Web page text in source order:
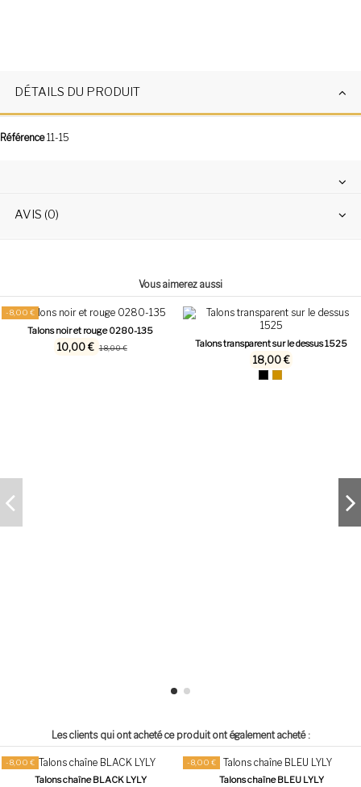
DÉTAILS DU PRODUIT
Référence 11-15
AVIS (0)
Vous aimerez aussi
-8,00 €
Talons noir et rouge 0280-135
10,00 € 18,00 € Talons transparent sur le dessus 1525
18,00 €
Les clients qui ont acheté ce produit ont également acheté :
-8,00 €
Talons chaîne BLACK LYLY
-8,00 €
Talons chaîne BLEU LYLY